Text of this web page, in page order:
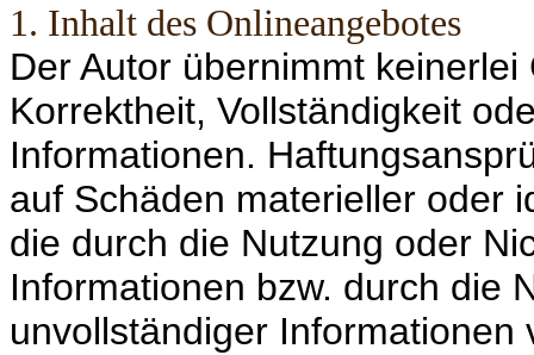
1. Inhalt des Onlineangebotes
Der Autor übernimmt
Korrektheit, Vollständigkeit
Informationen.
auf Schäden materieller oder
die durch die Nutzung oder
Informationen bzw. durch die
unvollständiger Informationen